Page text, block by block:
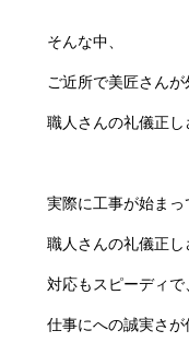
そんな中、
ご近所で美匠さん
職人さんの礼儀正し
実際に工事が始まっ
職人さんの礼儀正し
対応もスピーディで
仕事にへの誠実さが